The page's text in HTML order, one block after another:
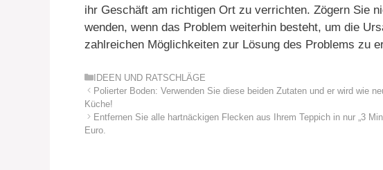
ihr Geschäft am richtigen Ort zu verrichten. Zögern Sie
wenden, wenn das Problem weiterhin besteht, um die
zahlreichen Möglichkeiten zur Lösung des Problems zu
Kategorien
IDEEN UND RATSCHLÄGE
Polierter Boden: Verwenden Sie diese beiden Zutaten und er wird wie
Küche!
Entfernen Sie alle hartnäckigen Flecken aus Ihrem Teppich in nur „3
Euro.